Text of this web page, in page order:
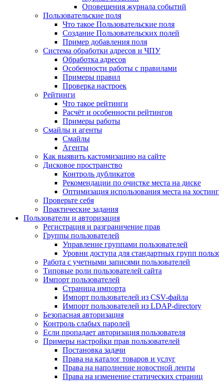
Оповещения журнала событий
Пользовательские поля
Что такое Пользовательские поля
Создание Пользовательских полей
Пример добавления поля
Система обработки адресов и ЧПУ
Обработка адресов
Особенности работы с правилами
Примеры правил
Проверка настроек
Рейтинги
Что такое рейтинги
Расчёт и особенности рейтингов
Примеры работы
Смайлы и агенты
Смайлы
Агенты
Как выявить кастомизацию на сайте
Дисковое пространство
Контроль дубликатов
Рекомендации по очистке места на диске
Оптимизация использования места на
Проверьте себя
Практические задания
Пользователи и авторизация
Регистрация и разграничение прав
Группы пользователей
Управление группами пользователей
Уровни доступа для стандартных групп
Работа с учетными записями пользователей
Типовые роли пользователей сайта
Импорт пользователей
Страница импорта
Импорт пользователей из CSV-файла
Импорт пользователей из LDAP-directory
Безопасная авторизация
Контроль слабых паролей
Если пропадает авторизация пользователя
Примеры настройки прав пользователей
Постановка задачи
Права на каталог товаров и услуг
Права на наполнение новостной ленты
Права на изменение статических страниц